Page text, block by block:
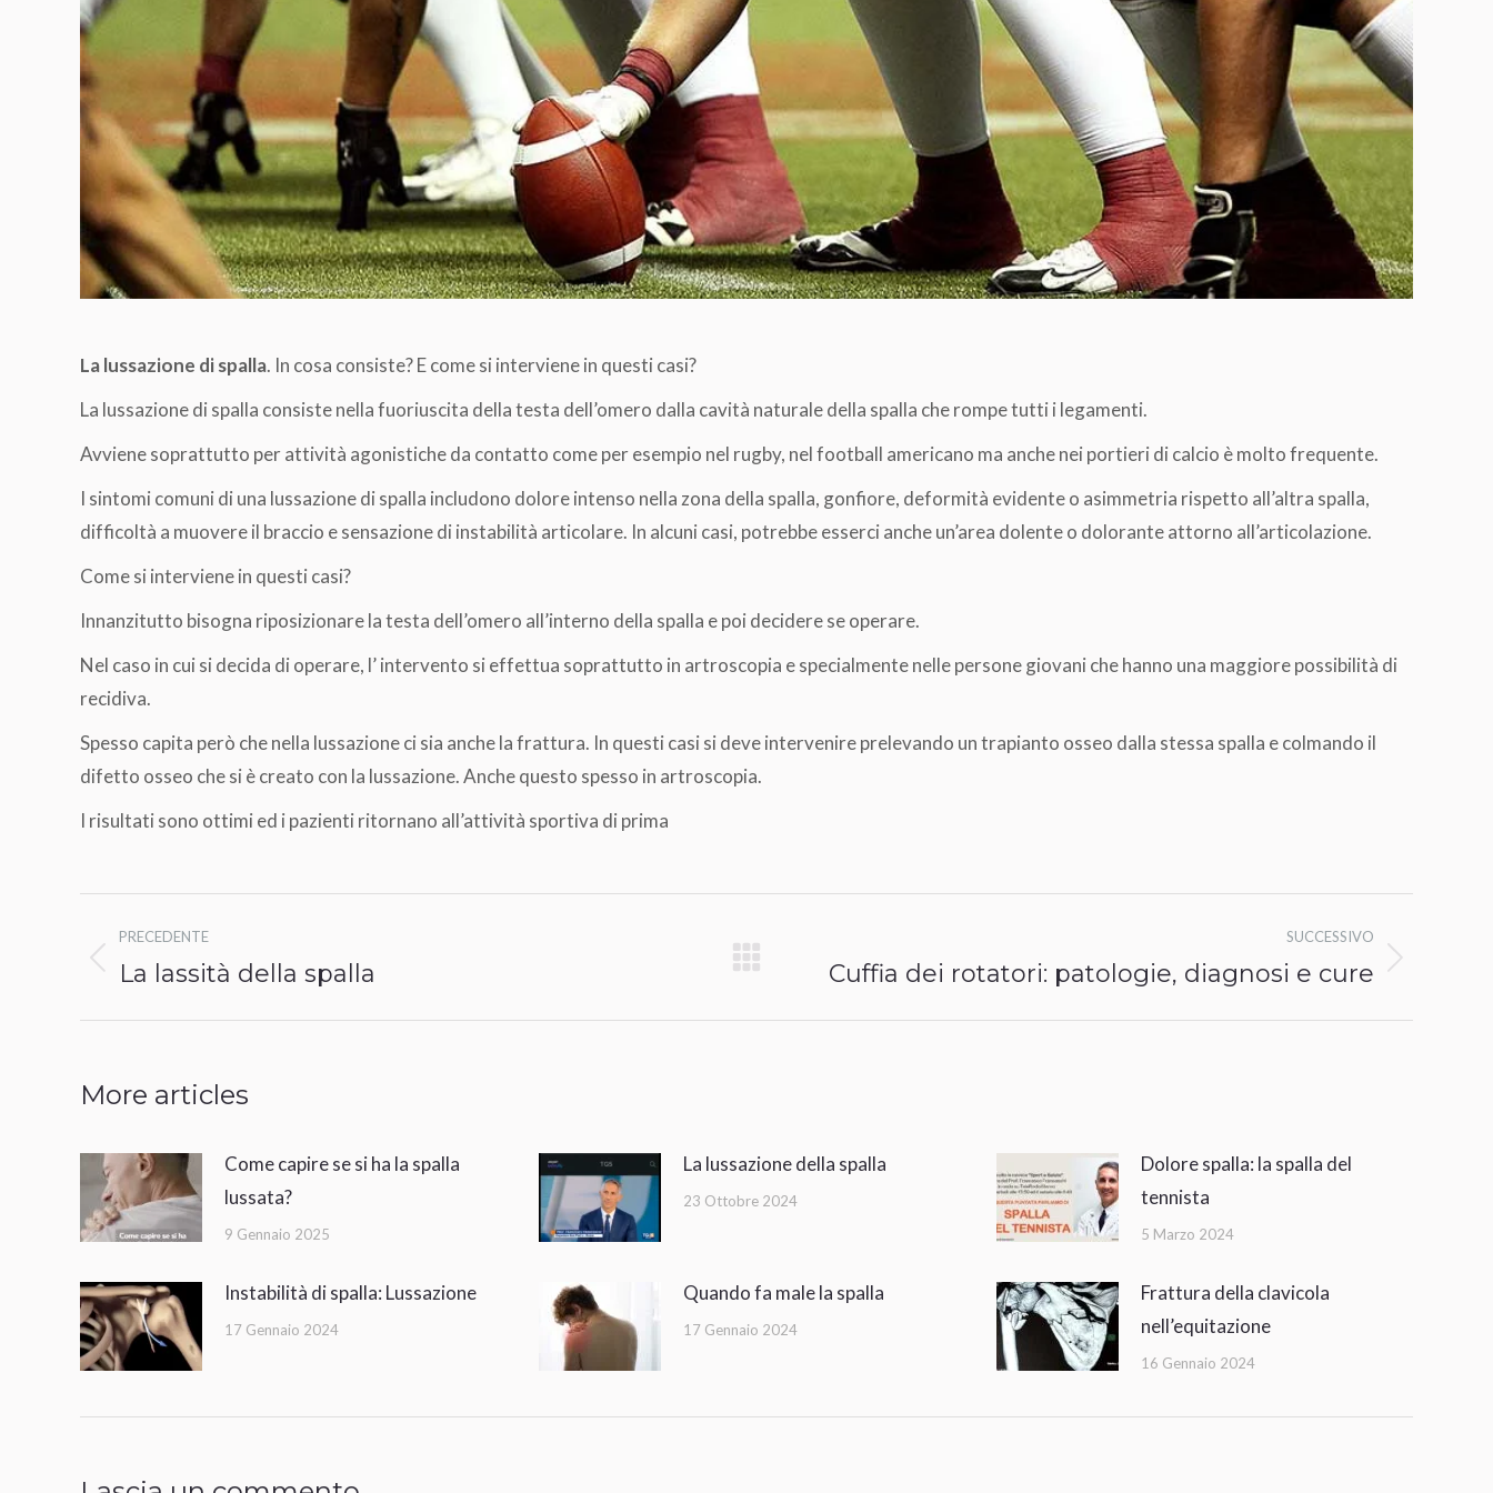
La lussazione di spalla. In cosa consiste? E come si interviene in questi casi?
La lussazione di spalla consiste nella fuoriuscita della testa dell’omero dalla cavità naturale della spalla che rompe tutti i legamenti.
Avviene soprattutto per attività agonistiche da contatto come per esempio nel rugby, nel football americano ma anche nei portieri di calcio è molto frequente.
I sintomi comuni di una lussazione di spalla includono dolore intenso nella zona della spalla, gonfiore, deformità evidente o asimmetria rispetto all’altra spalla,
difficoltà a muovere il braccio e sensazione di instabilità articolare. In alcuni casi, potrebbe esserci anche un’area dolente o dolorante attorno all’articolazione.
Come si interviene in questi casi?
Innanzitutto bisogna riposizionare la testa dell’omero all’interno della spalla e poi decidere se operare.
Nel caso in cui si decida di operare, l’ intervento si effettua soprattutto in artroscopia e specialmente nelle persone giovani che hanno una maggiore possibilità di
recidiva.
Spesso capita però che nella lussazione ci sia anche la frattura. In questi casi si deve intervenire prelevando un trapianto osseo dalla stessa spalla e colmando il
difetto osseo che si è creato con la lussazione. Anche questo spesso in artroscopia.
I risultati sono ottimi ed i pazienti ritornano all’attività sportiva di prima
tra
i
PRECEDENTE
Post
La lassità della spalla
SUCCESSIVO
Prossimo
Cuffia dei rotatori: patologie, diagnosi e cure
More articles
Come capire se si ha la spalla
lussata?
9 Gennaio 2025
La lussazione della spalla
23 Ottobre 2024
Dolore spalla: la spalla del
tennista
5 Marzo 2024
Instabilità di spalla: Lussazione
17 Gennaio 2024
Quando fa male la spalla
17 Gennaio 2024
Frattura della clavicola
nell’equitazione
16 Gennaio 2024